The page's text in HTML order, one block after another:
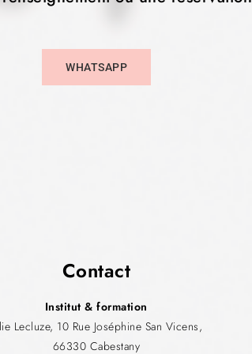
WHATSAPP
Contact
Institut & formation
Lecluze, 10 Rue Joséphine San Vicens,
66330 Cabestany